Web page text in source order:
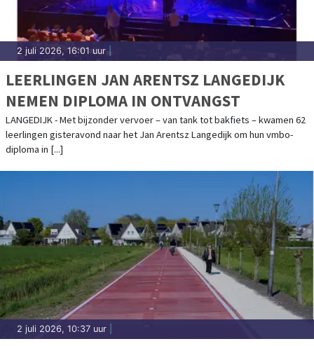
2 juli 2026, 16:01 uur
LEERLINGEN JAN ARENTSZ LANGEDIJK
NEMEN DIPLOMA IN ONTVANGST
LANGEDIJK - Met bijzonder vervoer – van tank tot bakfiets – kwamen 62
leerlingen gisteravond naar het Jan Arentsz Langedijk om hun vmbo-
diploma in [...]
2 juli 2026, 10:37 uur